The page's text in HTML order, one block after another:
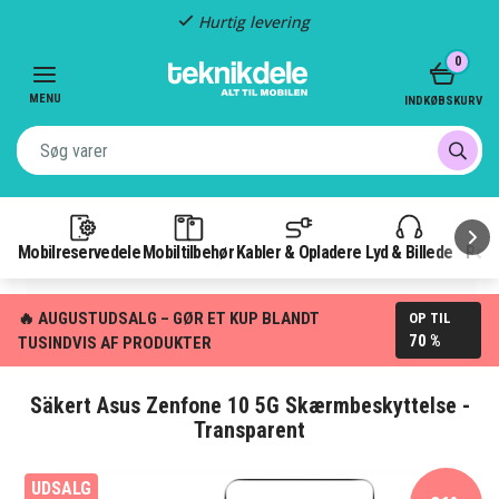
Hurtig levering
MENU
Mobilreservedele Mobiltilbehør Kabler & Opladere Lyd & Billede
0
INDKØBSKURV
🔥 AUGUSTUDSALG – GØR ET KUP BLANDT
TUSINDVIS AF PRODUKTER
OP TIL
70 %
Säkert Asus Zenfone 10 5G Skærmbeskyttelse -
Transparent
UDSALG